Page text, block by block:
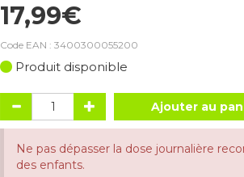
17,99€
Code EAN : 3400300055200
Produit disponible
Ajouter au
Ne pas dépasser la dose journalière
des enfants.